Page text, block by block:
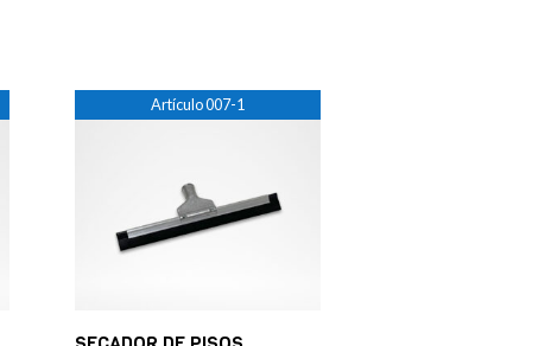
Artículo 007-1